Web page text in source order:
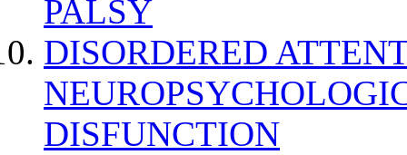
PALSY
DISORDERED
DISFUNCTION